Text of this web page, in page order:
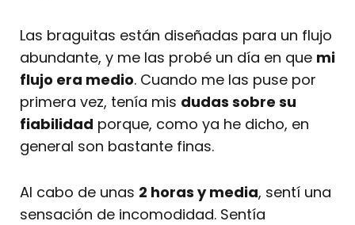
Las braguitas están diseñadas para un flujo
abundante, y me las probé un día en que mi
flujo era medio. Cuando me las puse por
primera vez, tenía mis dudas sobre su
fiabilidad porque, como ya he dicho, en
general son bastante finas.
Al cabo de unas 2 horas y media, sentí una
sensación de incomodidad. Sentía